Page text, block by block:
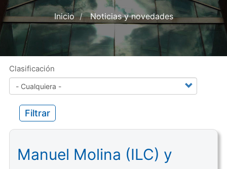
Inicio Noticias y novedades
Clasificación
Filtrar
Manuel Molina (ILC) y